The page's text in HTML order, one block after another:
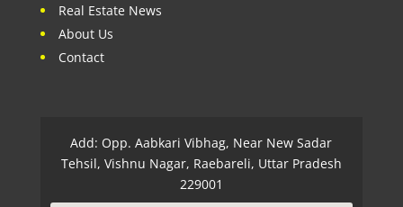
Real Estate News
About Us
Contact
Add: Opp. Aabkari Vibhag, Near New Sadar
Tehsil, Vishnu Nagar, Raebareli, Uttar Pradesh
229001